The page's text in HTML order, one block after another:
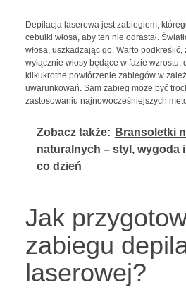
Depilacja laserowa jest zabiegiem,
cebulki włosa, aby ten nie odrastał.
włosa, uszkadzając go. Warto
wyłącznie włosy będące w fazie
kilkukrotne powtórzenie zabiegów w
uwarunkowań. Sam zabieg może być
zastosowaniu najnowocześniejszych
Zobacz także: Bransoletki
naturalnych – styl, wygoda
co dzień
Jak
zabiegu
laserowej?